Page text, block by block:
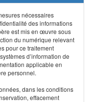
nécessaires
des informations
est mis en œuvre sous
du numérique relevant
pour ce traitement
d’information de
applicable en
personnel.
dans les conditions
effacement